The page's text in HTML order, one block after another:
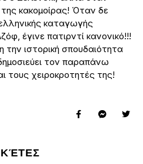
της κακομοίρας! Όταν δε
καταγωγής
έγινε πατιρντί κανονικό!!!
ιστορική σπουδαιότητα
τον παραπάνω
τους χειροκροτητές της!